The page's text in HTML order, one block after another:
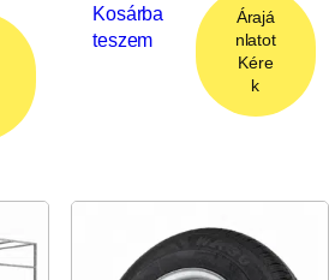
Kosárba
teszem
Árajá
nlatot
Kére
k